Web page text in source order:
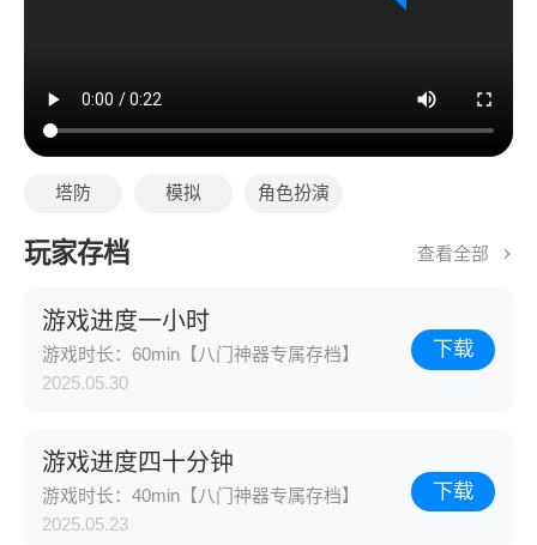
塔防 模拟 角色扮演
玩家存档 查看全部
游戏进度一小时
游戏时长：60min【八门神器专属存档】
2025.05.30
下载
游戏进度四十分钟
游戏时长：40min【八门神器专属存档】
2025.05.23
下载